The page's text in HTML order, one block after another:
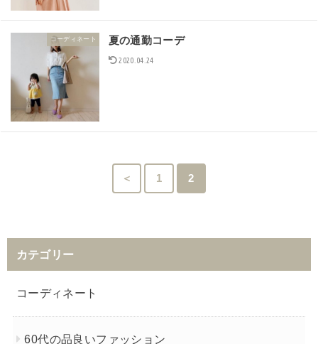
コーディネート 夏の通勤コーデ
2020.04.24
＜ 1 2
カテゴリー
コーディネート
60代の品良いファッション